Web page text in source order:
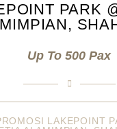
PARK
Up To 500 Pax
LAKEPOINT